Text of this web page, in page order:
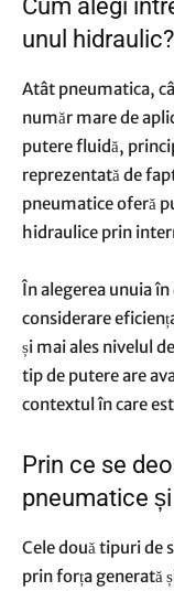
Cum alegi
unul hidraulic?
Atât pneumatica,
număr mare de
putere fluidă,
reprezentată de
pneumatice oferă
hidraulice prin
În alegerea unuia
considerare
și mai ales nivelul
tip de putere are
contextul în care
Prin ce se
pneumatice
Cele două tipuri de
prin forța generată